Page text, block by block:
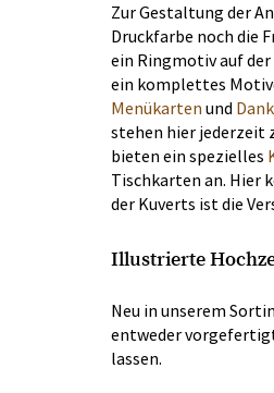
Zur Gestaltung der
Druckfarbe noch die
ein Ringmotiv auf
ein komplettes
Menükarten und
stehen hier jederzeit
bieten ein spezielles
Tischkarten an. Hier
der Kuverts ist die
Illustrierte
Neu in unserem
entweder
lassen.